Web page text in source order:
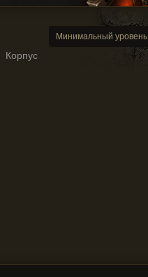
Минимальный уровень
Корпус